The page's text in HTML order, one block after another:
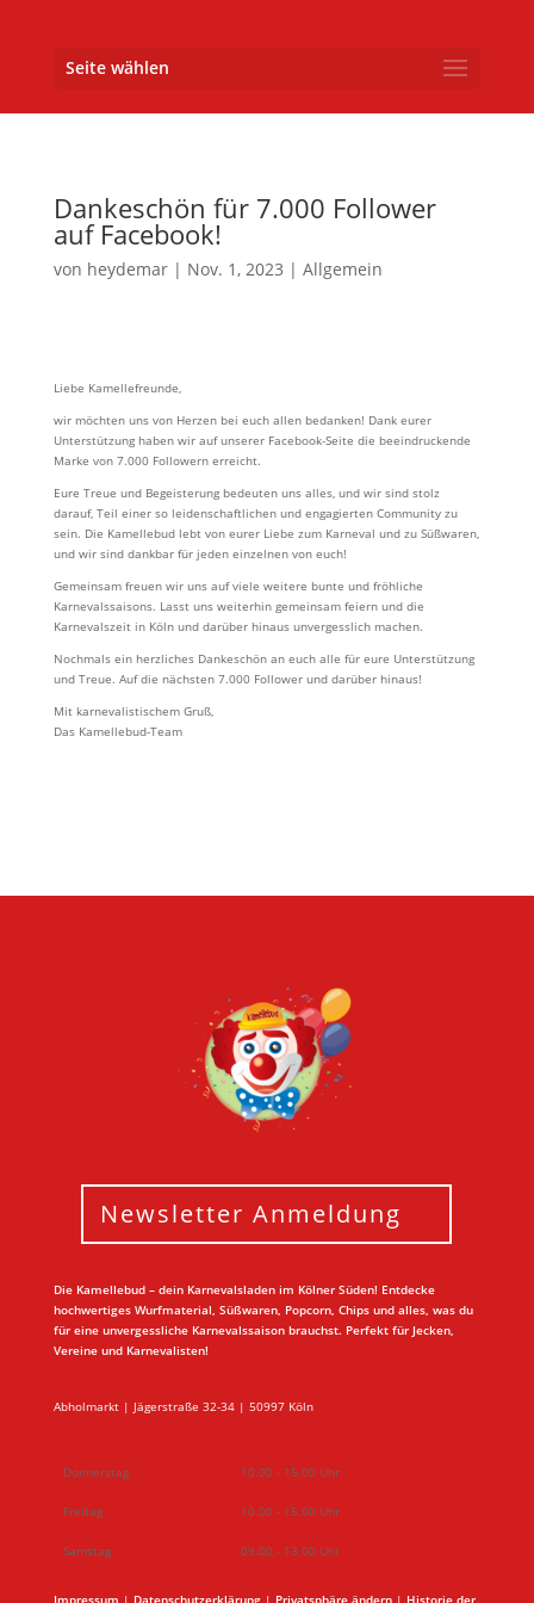
Seite wählen
Dankeschön für 7.000 Follower
auf Facebook!
von heydemar| Nov. 1, 2023 | Allgemein
Liebe Kamellefreunde,
wir möchten uns von Herzen bei euch allen bedanken! Dank eurer
Unterstützung haben wir auf unserer Facebook-Seite die beeindruckende
Marke von 7.000 Followern erreicht.
Eure Treue und Begeisterung bedeuten uns alles, und wir sind stolz
darauf, Teil einer so leidenschaftlichen und engagierten Community zu
sein. Die Kamellebud lebt von eurer Liebe zum Karneval und zu Süßwaren,
und wir sind dankbar für jeden einzelnen von euch!
Gemeinsam freuen wir uns auf viele weitere bunte und fröhliche
Karnevalssaisons. Lasst uns weiterhin gemeinsam feiern und die
Karnevalszeit in Köln und darüber hinaus unvergesslich machen.
Nochmals ein herzliches Dankeschön an euch alle für eure Unterstützung
und Treue. Auf die nächsten 7.000 Follower und darüber hinaus!
Mit karnevalistischem Gruß,
Das Kamellebud-Team
Newsletter Anmeldung
Die Kamellebud – dein Karnevalsladen im Kölner Süden! Entdecke
hochwertiges Wurfmaterial, Süßwaren, Popcorn, Chips und alles, was du
für eine unvergessliche Karnevalssaison brauchst. Perfekt für Jecken,
Vereine und Karnevalisten!
Abholmarkt | Jägerstraße 32-34 | 50997 Köln
Donnerstag 10.00 - 15.00 Uhr
Freitag 10.00 - 15.00 Uhr
Samstag 09.00 - 13.00 Uhr
Impressum | Datenschutzerklärung| Privatsphäre ändern| Historie der